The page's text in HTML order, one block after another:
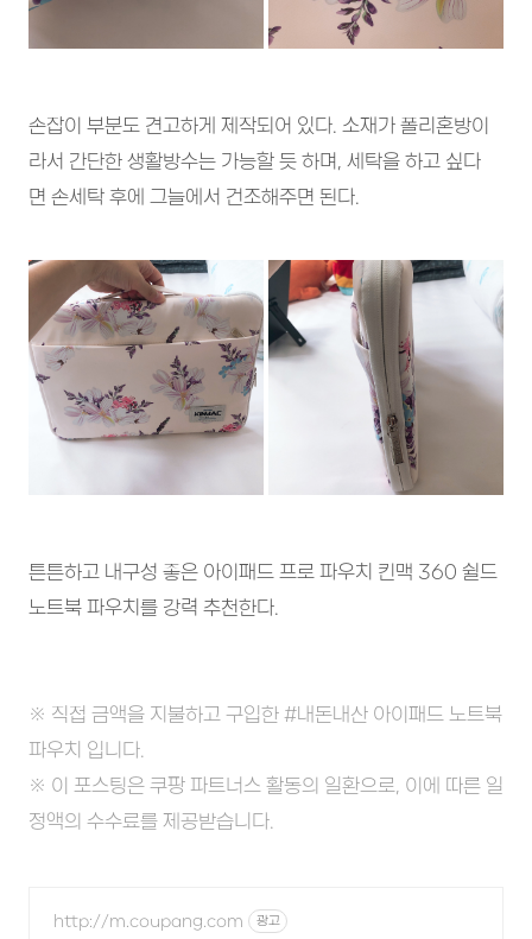
손잡이 부분도 견고하게 제작되어 있다. 소재가 폴리혼방이
라서 간단한 생활방수는 가능할 듯 하며, 세탁을 하고 싶다
면 손세탁 후에 그늘에서 건조해주면 된다.
튼튼하고 내구성 좋은 아이패드 프로 파우치 킨맥 360 쉴드
노트북 파우치를 강력 추천한다.
※ 직접 금액을 지불하고 구입한 #내돈내산 아이패드 노트북
파우치 입니다.
※ 이 포스팅은 쿠팡 파트너스 활동의 일환으로, 이에 따른 일
정액의 수수료를 제공받습니다.
http://m.coupang.com 광고